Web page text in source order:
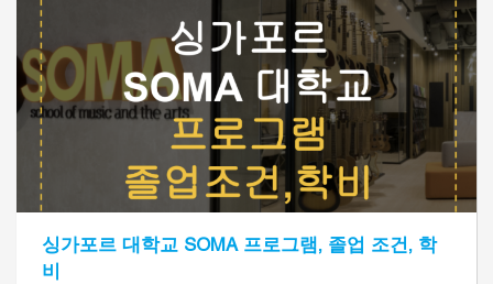
싱가포르 대학교 SOMA 프로그램, 졸업 조건, 학
비